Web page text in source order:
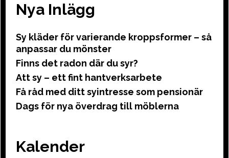
Nya Inlägg
Sy kläder för varierande kroppsformer – så
anpassar du mönster
Finns det radon där du syr?
Att sy – ett fint hantverksarbete
Få råd med ditt syintresse som pensionär
Dags för nya överdrag till möblerna
Kalender